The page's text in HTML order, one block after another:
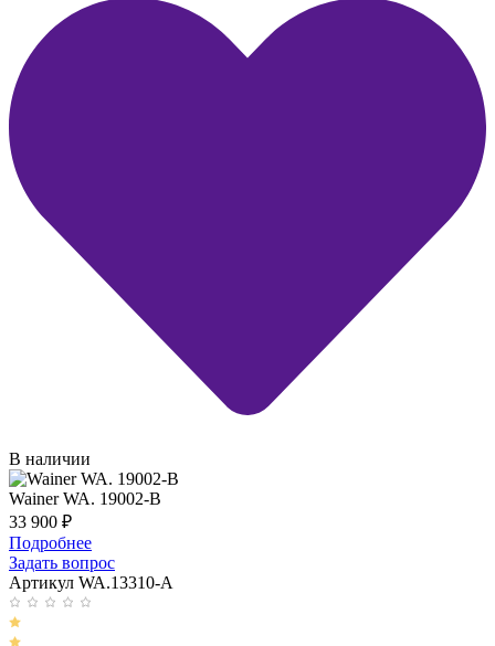
В наличии
Wainer WA. 19002-B
33 900 ₽
Подробнее
Задать вопрос
Артикул WA.13310-A